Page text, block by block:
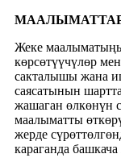
Жеке
көрсөтүүчүлөр
сакталышы жана
саясатынын
жашаган өлкөнүн
маалыматты
жерде
караганда